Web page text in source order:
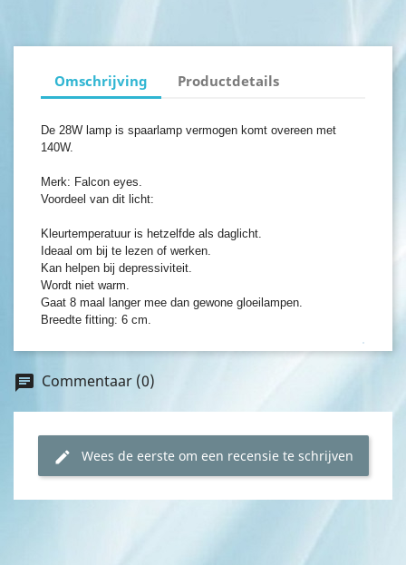
Omschrijving Productdetails
De 28W lamp is spaarlamp vermogen komt overeen met
140W.
Merk: Falcon eyes.
Voordeel van dit licht:
Kleurtemperatuur is hetzelfde als daglicht.
Ideaal om bij te lezen of werken.
Kan helpen bij depressiviteit.
Wordt niet warm.
Gaat 8 maal langer mee dan gewone gloeilampen.
Breedte fitting: 6 cm.
chat Commentaar (0)
edit Wees de eerste om een recensie te schrijven